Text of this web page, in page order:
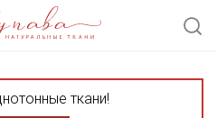
ткани!